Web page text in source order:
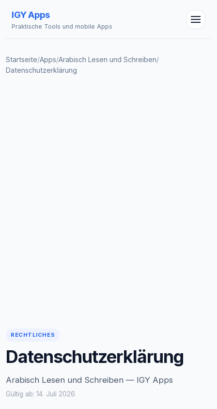
IGY Apps
Praktische Tools und mobile Apps
Startseite/Apps/Arabisch Lesen und Schreiben/
Datenschutzerklärung
RECHTLICHES
Datenschutzerklärung
Arabisch Lesen und Schreiben — IGY Apps
Gültig ab: 14. Juli 2026